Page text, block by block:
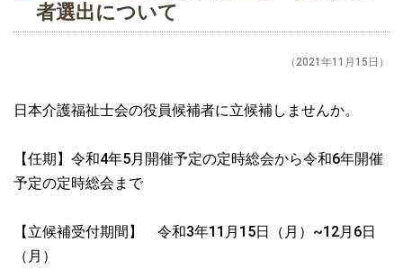
者選出について
（2021年11月15日）
日本介護福祉士会の役員候補者に立候補しませんか。
【任期】令和4年5月開催予定の定時総会から令和6年開催
予定の定時総会まで
【立候補受付期間】 令和3年11月15日（月）~12月6日
（月）